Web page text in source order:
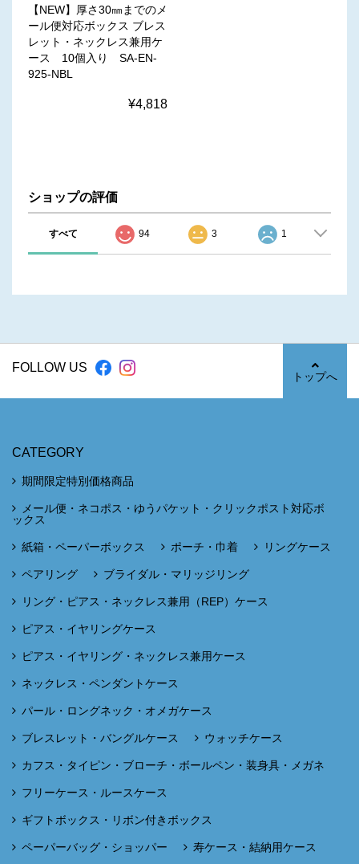
【NEW】厚さ30㎜までのメ
ール便対応ボックス ブレス
レット・ネックレス兼用ケ
ース 10個入り SA-EN-
925-NBL
¥4,818
ショップの評価
すべて 94 3 1
FOLLOW US
トップへ
CATEGORY
期間限定特別価格商品
メール便・ネコポス・ゆうパケット・クリックポスト対応ボ
ックス
紙箱・ペーパーボックス ポーチ・巾着 リングケース
ペアリング ブライダル・マリッジリング
リング・ピアス・ネックレス兼用（REP）ケース
ピアス・イヤリングケース
ピアス・イヤリング・ネックレス兼用ケース
ネックレス・ペンダントケース
パール・ロングネック・オメガケース
ブレスレット・バングルケース ウォッチケース
カフス・タイピン・ブローチ・ボールペン・装身具・メガネ
フリーケース・ルースケース
ギフトボックス・リボン付きボックス
ペーパーバッグ・ショッパー 寿ケース・結納用ケース